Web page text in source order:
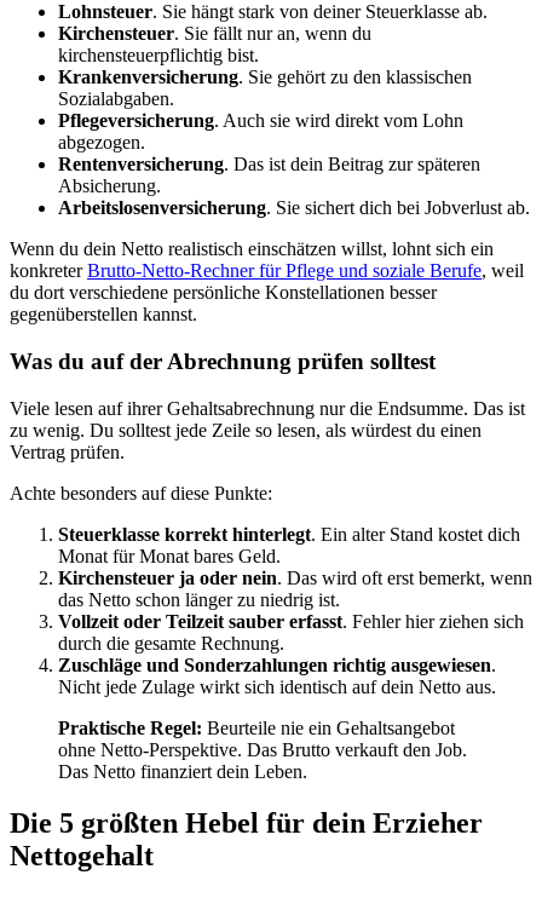
Lohnsteuer. Sie hängt stark von deiner Steuerklasse ab.
Kirchensteuer. Sie fällt nur an, wenn du
kirchensteuerpflichtig bist.
Krankenversicherung. Sie gehört zu den klassischen
Sozialabgaben.
Pflegeversicherung. Auch sie wird direkt vom Lohn
abgezogen.
Rentenversicherung. Das ist dein Beitrag zur späteren
Absicherung.
Arbeitslosenversicherung. Sie sichert dich bei Jobverlust ab.
Wenn du dein Netto realistisch einschätzen willst, lohnt sich ein
konkreterBrutto-Netto-Rechner für Pflege und soziale Berufe, weil
du dort verschiedene persönliche Konstellationen besser
gegenüberstellen kannst.
Was du auf der Abrechnung prüfen solltest
Viele lesen auf ihrer Gehaltsabrechnung nur die Endsumme. Das ist
zu wenig. Du solltest jede Zeile so lesen, als würdest du einen
Vertrag prüfen.
Achte besonders auf diese Punkte:
Steuerklasse korrekt hinterlegt. Ein alter Stand kostet dich
Monat für Monat bares Geld.
Kirchensteuer ja oder nein. Das wird oft erst bemerkt, wenn
das Netto schon länger zu niedrig ist.
Vollzeit oder Teilzeit sauber erfasst. Fehler hier ziehen sich
durch die gesamte Rechnung.
Zuschläge und Sonderzahlungen richtig ausgewiesen.
Nicht jede Zulage wirkt sich identisch auf dein Netto aus.
Praktische Regel: Beurteile nie ein Gehaltsangebot
ohne Netto-Perspektive. Das Brutto verkauft den Job.
Das Netto finanziert dein Leben.
Die 5 größten Hebel für dein Erzieher
Nettogehalt